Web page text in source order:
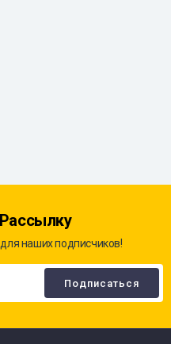
наших подписчиков!